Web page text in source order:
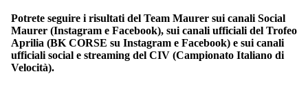
Potrete seguire i risultati del Team Maurer sui canali Social
Maurer (Instagram e Facebook), sui canali ufficiali del Trofeo
Aprilia (BK CORSE su Instagram e Facebook) e sui canali
ufficiali social e streaming del CIV (Campionato Italiano di
Velocità).